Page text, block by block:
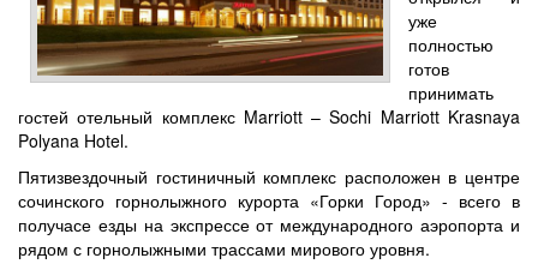
уже
полностью
готов
принимать
гостей отельный комплекс Marriott – Sochi Marriott Krasnaya
Polyana Hotel.
Пятизвездочный гостиничный комплекс расположен в центре
сочинского горнолыжного курорта «Горки Город» - всего в
получасе езды на экспрессе от международного аэропорта и
рядом с горнолыжными трассами мирового уровня.